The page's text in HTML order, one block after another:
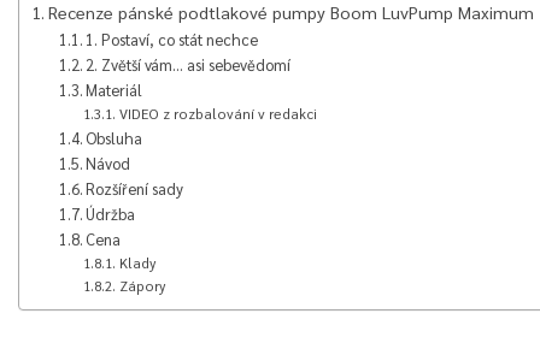
Recenze pánské podtlakové pumpy Boom LuvPump Maximum
1. Postaví, co stát nechce
2. Zvětší vám… asi sebevědomí
Materiál
VIDEO z rozbalování v redakci
Obsluha
Návod
Rozšíření sady
Údržba
Cena
Klady
Zápory